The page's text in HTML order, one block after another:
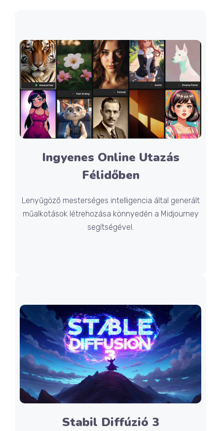
Ingyenes Online Utazás
Félidőben
Lenyűgöző mesterséges intelligencia által generált
műalkotások létrehozása könnyedén a Midjourney
segítségével.
Stabil Diffúzió 3